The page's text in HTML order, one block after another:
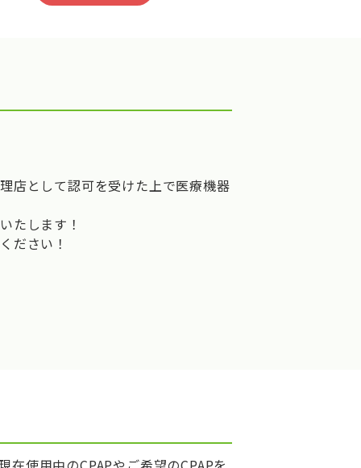
店として認可を受けた上で医療機器
たします！
ださい！